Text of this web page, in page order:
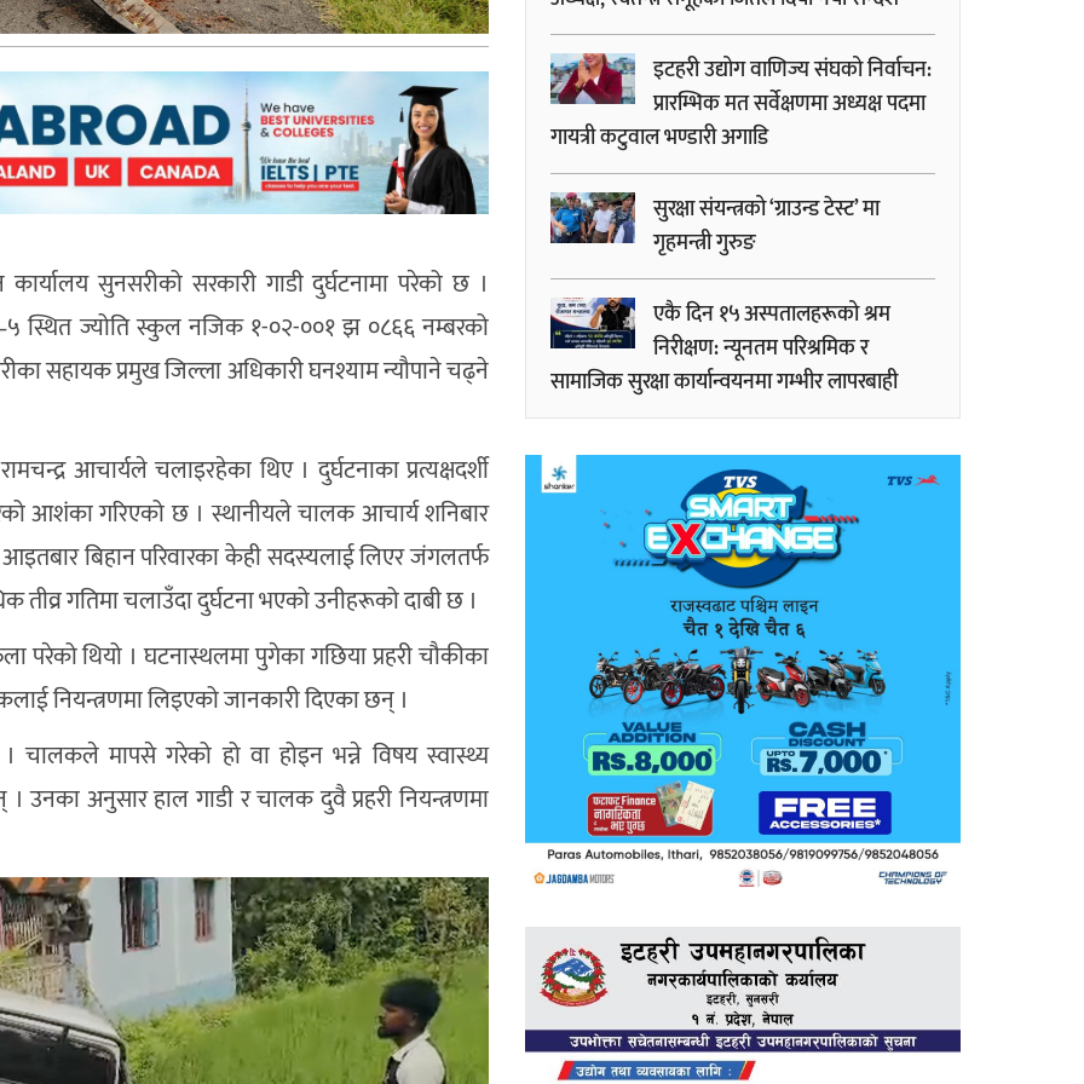
सुनसरीको सरकारी गाडी दुर्घटनामा परेको छ ।
स्थित ज्योति स्कुल नजिक १-०२-००१ झ ०८६६ नम्बरको
सहायक प्रमुख जिल्ला अधिकारीघनश्याम न्यौपानेचढ्ने
रामचन्द्र आचार्यले चलाइरहेका थिए । दुर्घटनाका प्रत्यक्षदर्शी
आशंका गरिएको छ । स्थानीयले चालक आचार्य शनिबार
बिहान परिवारका केही सदस्यलाई लिएर जंगलतर्फ
तीव्र गतिमा चलाउँदा दुर्घटना भएको उनीहरूको दाबी छ ।
परेको थियो । घटनास्थलमा पुगेका गछिया प्रहरी चौकीका
नियन्त्रणमा लिइएको जानकारी दिएका छन् ।
चालकले मापसे गरेको हो वा होइन भन्ने विषय स्वास्थ्य
। उनका अनुसार हाल गाडी र चालक दुवै प्रहरी नियन्त्रणमा
इटहरी उद्योग वाणिज्य संघको निर्वाचन:
प्रारम्भिक मत सर्वेक्षणमा अध्यक्ष पदमा
गायत्री कटुवाल भण्डारी अगाडि
सुरक्षा संयन्त्रको ‘ग्राउन्ड टेस्ट’ मा
गृहमन्त्री गुरुङ
एकै दिन १५ अस्पतालहरूको श्रम
निरीक्षण: न्यूनतम परिश्रमिक र
सामाजिक सुरक्षा कार्यान्वयनमा गम्भीर लापरबाही